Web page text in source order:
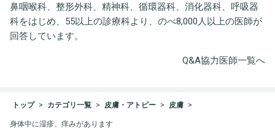
鼻咽喉科、整形外科、精神科、循環器科、消化器科、呼吸器
科をはじめ、55以上の診療科より、のべ8,000人以上の医師が
回答しています。
Q&A協力医師一覧へ
トップ カテゴリ一覧 皮膚・アトピー 皮膚
身体中に湿疹、痒みがあります